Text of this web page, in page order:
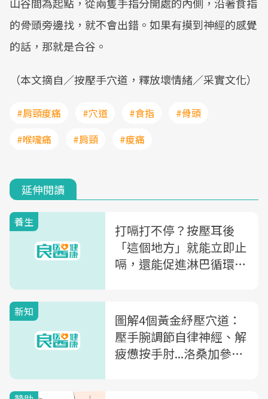
的骨頭旁邊找，就不會出錯。如果有摸到神經的感覺
的話，那就是合谷。
（本文摘自／按壓手穴道，釋放壞情緒／采實文化）
#肩頸痠痛 #穴道 #食指
#骨頭
#喉嚨痛
#肩頸 #痠痛
延伸閱讀
養生
打嗝打不停？按壓耳後
「這個地方」就能立即止
嗝，還能促進淋巴循環、
新知
圖解4個黃金紓壓穴道：
壓手腕調節自律神經、解
疲憊按手肘...洛桑加參教